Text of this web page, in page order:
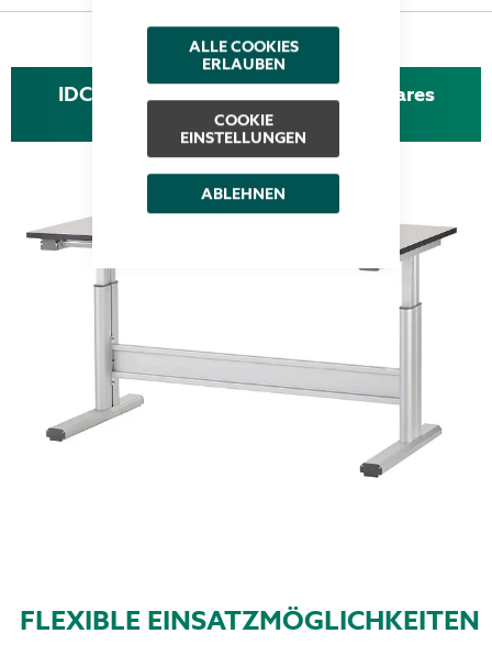
ALLE COOKIES
ERLAUBEN
COOKIE
EINSTELLUNGEN
ABLEHNEN
IDC 3720 - Elektrisch höhenverstellbares
Tischgestell
FLEXIBLE EINSATZMÖGLICHKEITEN